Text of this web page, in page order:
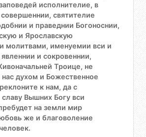
исполнителие, в
святителие
и праведнии Богоноснии,
и Ярославскую
молитвами, именуемии вси и
и сокровеннии,
Троице, не
нас духом и Божественное
к нам, да с
Вышних Богу вси
на земли мир
же и благоволение